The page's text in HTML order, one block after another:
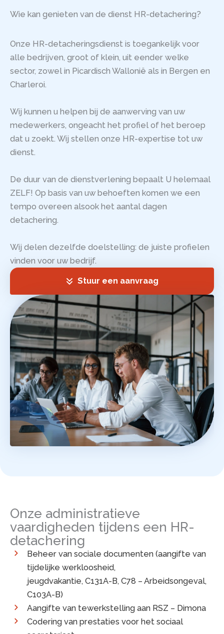
Wie kan genieten van de dienst HR-detachering?
Onze HR-detacheringsdienst is toegankelijk voor
alle bedrijven, groot of klein, uit eender welke
sector, zowel in Picardisch Wallonië als in Bergen en
Charleroi.
Wij kunnen u helpen bij de aanwerving van uw
medewerkers, ongeacht het profiel of het beroep
dat u zoekt. Wij stellen onze HR-expertise tot uw
dienst.
De duur van de dienstverlening bepaalt U helemaal
ZELF! Op basis van uw behoeften komen we een
tempo overeen alsook het aantal dagen
detachering.
Wij delen dezelfde doelstelling: de juiste profielen
vinden voor uw bedrijf.
Stuur een aanvraag
Onze administratieve
vaardigheden tijdens een HR-
detachering
Beheer van sociale documenten (aangifte van
tijdelijke werkloosheid,
jeugdvakantie, C131A-B, C78 – Arbeidsongeval,
C103A-B)
Aangifte van tewerkstelling aan RSZ – Dimona
Codering van prestaties voor het sociaal